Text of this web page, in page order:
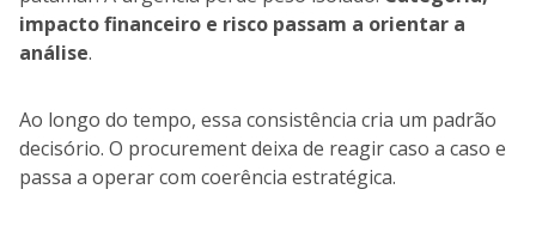
impacto financeiro e risco passam a orientar a
análise.
Ao longo do tempo, essa consistência cria um padrão
decisório. O procurement deixa de reagir caso a caso e
passa a operar com coerência estratégica.